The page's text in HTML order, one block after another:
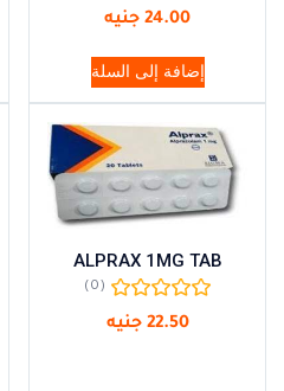
24.00 جنيه
إضافة إلى السلة
ALPRAX 1MG TAB
(0)
22.50 جنيه